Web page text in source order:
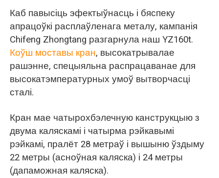
Каб павысіць эфектыўнасць і бяспеку
апрацоўкі расплаўленага металу, кампанія
Chifeng Zhongtang разгарнула наш YZ160t.
Коўш моставы кран, высокатрывалае
рашэнне, спецыяльна распрацаванае для
высокатэмпературных умоў вытворчасці
сталі.
Кран мае чатырохбэлечную канструкцыю з
двума каляскамі і чатырма рэйкавымі
рэйкамі, пралёт 28 метраў і вышыню ўздыму
22 метры (асноўная каляска) і 24 метры
(дапаможная каляска).